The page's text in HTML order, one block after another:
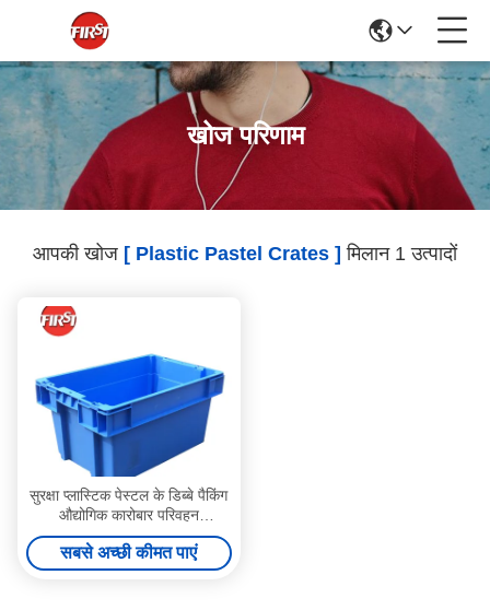
खोज परिणाम
आपकी खोज [ Plastic Pastel Crates ] मिलान 1 उत्पादों
सुरक्षा प्लास्टिक पेस्टल के डिब्बे पैकिंग
औद्योगिक कारोबार परिवहन
600x400x300 मिमी
सबसे अच्छी कीमत पाएं